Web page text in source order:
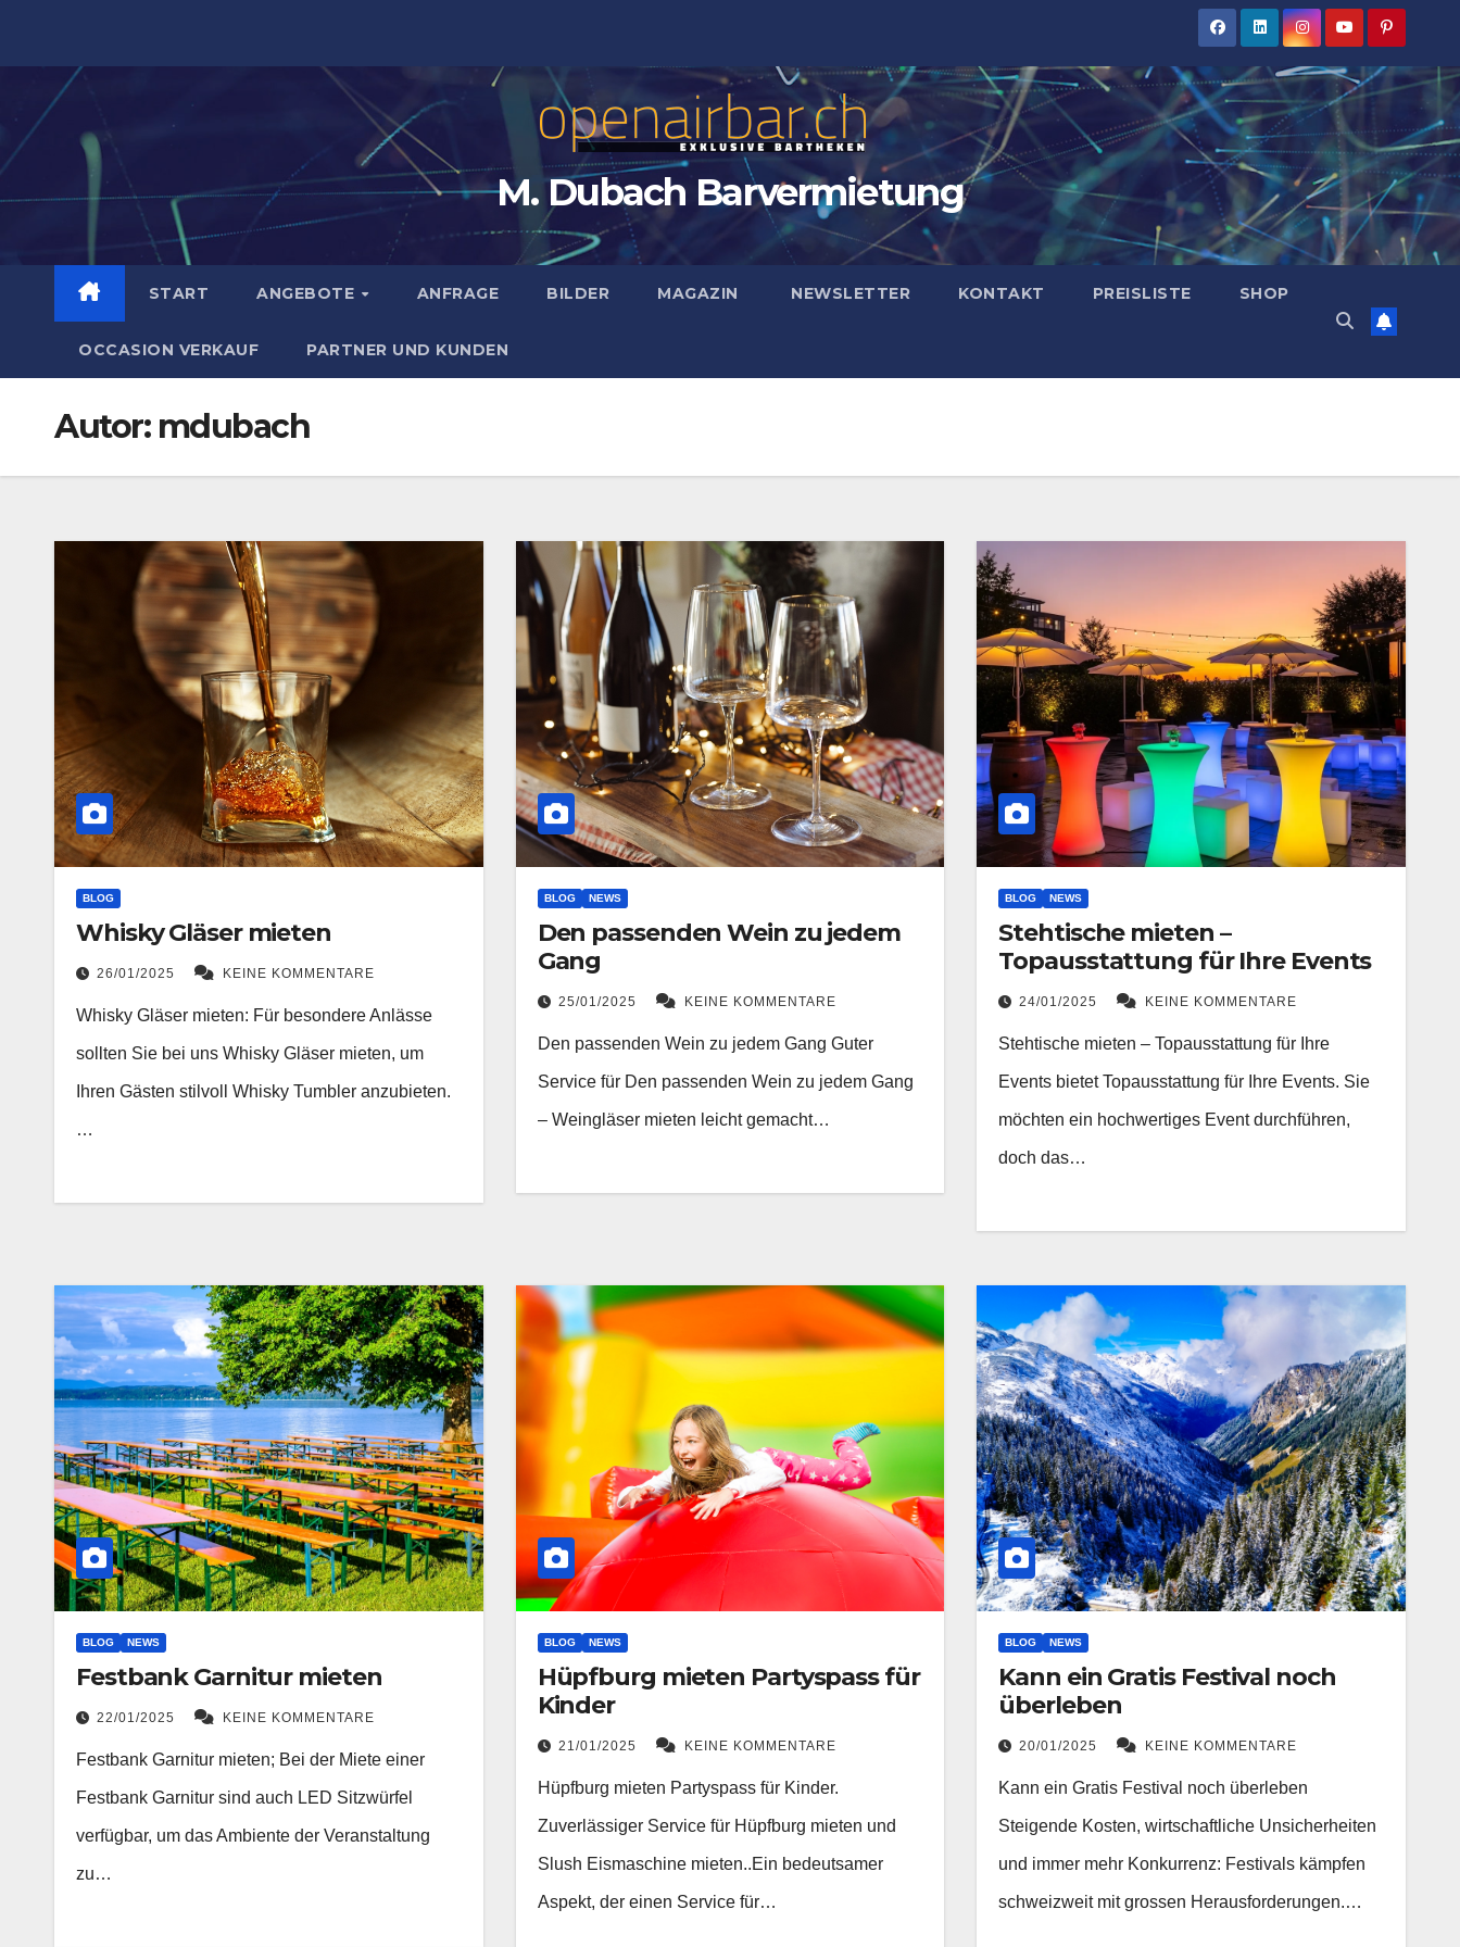
M. Dubach Barvermietung
START ANGEBOTE ANFRAGE BILDER MAGAZIN NEWSLETTER KONTAKT PREISLISTE SHOP
OCCASION VERKAUF PARTNER UND KUNDEN
Autor: mdubach
BLOG
Whisky Gläser mieten
26/01/2025 KEINE KOMMENTARE
Whisky Gläser mieten: Für besondere Anlässe
sollten Sie bei uns Whisky Gläser mieten, um
Ihren Gästen stilvoll Whisky Tumbler anzubieten.
…
BLOG NEWS
Den passenden Wein zu jedem
Gang
25/01/2025 KEINE KOMMENTARE
Den passenden Wein zu jedem Gang Guter
Service für Den passenden Wein zu jedem Gang
– Weingläser mieten leicht gemacht…
BLOG NEWS
Stehtische mieten –
Topausstattung für Ihre Events
24/01/2025 KEINE KOMMENTARE
Stehtische mieten – Topausstattung für Ihre
Events bietet Topausstattung für Ihre Events. Sie
möchten ein hochwertiges Event durchführen,
doch das…
BLOG NEWS
Festbank Garnitur mieten
22/01/2025 KEINE KOMMENTARE
Festbank Garnitur mieten; Bei der Miete einer
Festbank Garnitur sind auch LED Sitzwürfel
verfügbar, um das Ambiente der Veranstaltung
zu…
BLOG NEWS
Hüpfburg mieten Partyspass für
Kinder
21/01/2025 KEINE KOMMENTARE
Hüpfburg mieten Partyspass für Kinder.
Zuverlässiger Service für Hüpfburg mieten und
Slush Eismaschine mieten..Ein bedeutsamer
Aspekt, der einen Service für…
BLOG NEWS
Kann ein Gratis Festival noch
überleben
20/01/2025 KEINE KOMMENTARE
Kann ein Gratis Festival noch überleben
Steigende Kosten, wirtschaftliche Unsicherheiten
und immer mehr Konkurrenz: Festivals kämpfen
schweizweit mit grossen Herausforderungen.…